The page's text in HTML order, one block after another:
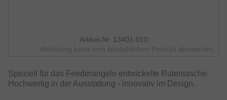
Artikel-Nr. 13401-010
Abbildung kann vom tatsächlichen Produkt abweichen.
Speziell für das Feederangeln entwickelte Rutentasche.
Hochwertig in der Ausstattung - innovativ im Design.